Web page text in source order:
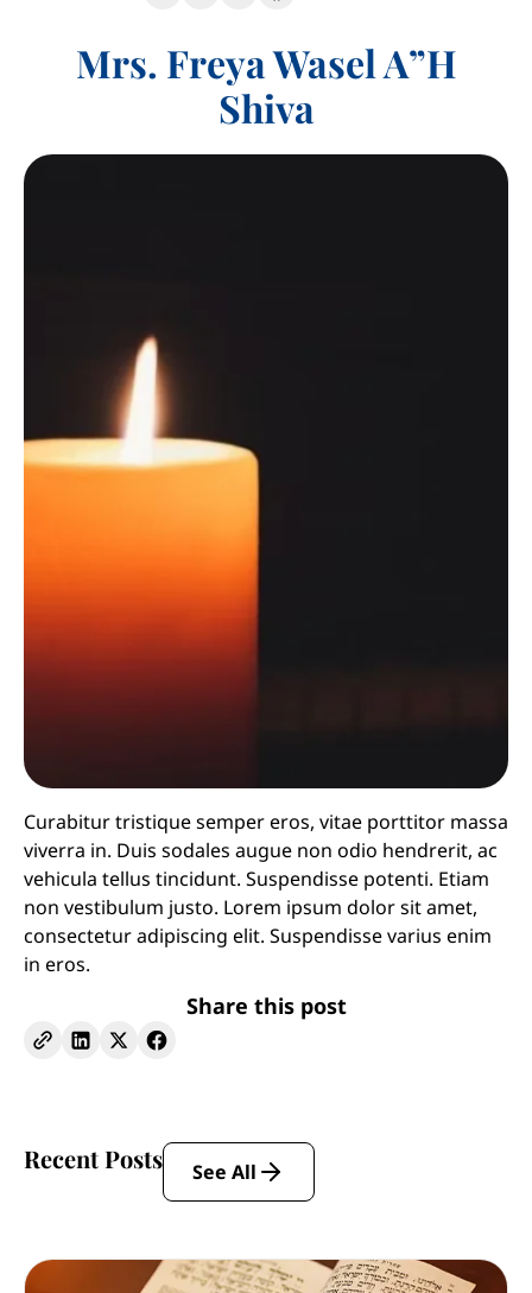
Mrs. Freya Wasel A”H
Shiva
Curabitur tristique semper eros, vitae porttitor massa
viverra in. Duis sodales augue non odio hendrerit, ac
vehicula tellus tincidunt. Suspendisse potenti. Etiam
non vestibulum justo. Lorem ipsum dolor sit amet,
consectetur adipiscing elit. Suspendisse varius enim
in eros.
Share this post
Recent Posts See All